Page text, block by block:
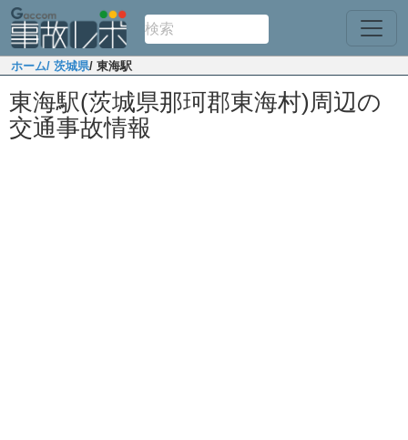
ホーム/ 茨城県/ 東海駅
東海駅(茨城県那珂郡東海村)周辺の
交通事故情報